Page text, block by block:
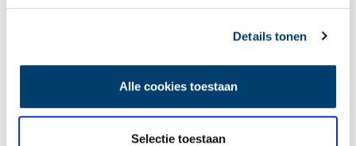
Details tonen
Alle cookies toestaan
Selectie toestaan
toont juist de industriële ontwikkeling, zodat je het complete